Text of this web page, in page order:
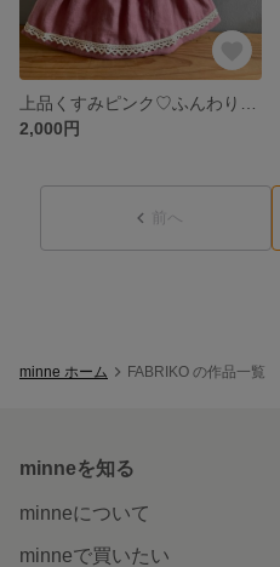
2,000円
前へ
minne ホーム FABRIKO の作品一覧
minneを知る
minneについて
minneで買いたい